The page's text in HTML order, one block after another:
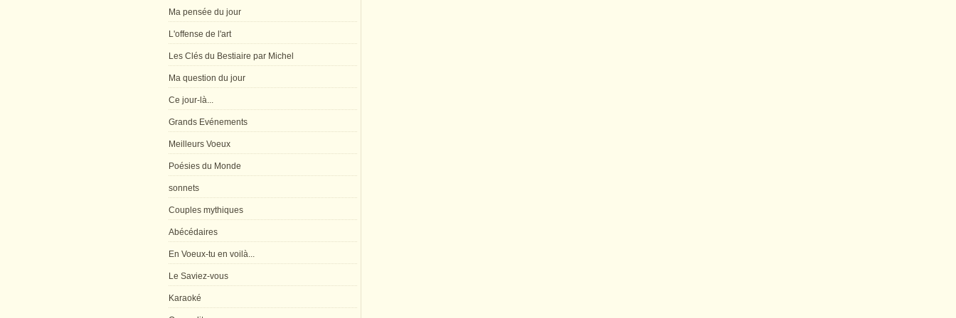
Ma pensée du jour
L'offense de l'art
Les Clés du Bestiaire par Michel
Ma question du jour
Ce jour-là...
Grands Evénements
Meilleurs Voeux
Poésies du Monde
sonnets
Couples mythiques
Abécédaires
En Voeux-tu en voilà...
Le Saviez-vous
Karaoké